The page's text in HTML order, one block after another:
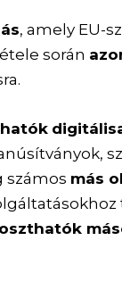
, amely EU-
során
számos más